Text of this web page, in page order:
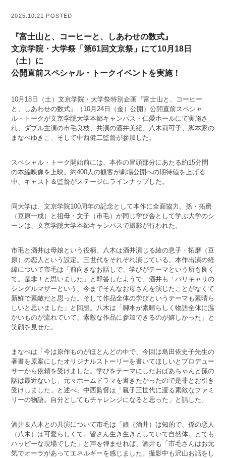
2025.10.21 POSTED
『富士山と、コーヒーと、しあわせの数式』
文京学院・大学祭「第61回文京祭」にて10月18日
（土）に
公開直前スペシャル・トークイベントを実施！
10月18日（土）文京学院・大学祭特別企画『富士山と、コーヒー
と、しあわせの数式』（10月24日（金）公開）公開直前スペシャ
ル・トークが文京学院大学本郷キャンパス・仁愛ホールにて実施さ
れ、ダブル主演の市毛良枝、共演の酒井美紀、八木莉可子、脚本家の
まなべゆきこ、そして中西健二監督が参加した。
スペシャル・トーク開始前には、本作の冒頭部分にあたる約15分間
の本編映像を上映。約400人の観客が劇場公開への期待値を上げる
中、キャスト＆監督がステージにラインナップした。
同大学は、文京学院100周年の記念として本作に全面協力。孫・拓磨
（豆原一成）と祖母・文子（市毛）が同じ学び舎として学ぶ大学のシ
ーンは、文京学院大学本郷キャンパスで撮影が行われた。
市毛と酒井は母娘という役柄、八木は酒井演じる綾の息子・拓磨（豆
原）の恋人という設定。三世代をそれぞれ演じている。本作出演の経
緯について市毛は「前向きなお話しで、学びがテーマという所も良く
て。是非！と思いました」と即答したようで、酒井も「バリキャリの
シングルマザーという、今までそんなお母さんを演じたことがなくて
新鮮で素敵だと思った。そして作品全体の学びというテーマも素晴ら
しいと思いました」と回想。八木は「脚本が素晴らしく物語全体に温
かいものが流れていて、素敵な作品に参加できるのが嬉しかった」と
笑顔を見せた。
まなべは「今は原作ものがほとんどの中で、今回は島田依史子先生の
著書を原案にしたオリジナルストーリーを書いてほしいとプロデュー
サーから依頼を受けました。学びをテーマにしたおばあちゃんと孫の
話は最近ないし、元々ホームドラマを書きたかったので是非とお引き
受けしました」と述べ、中西監督は「親子三世代に渡る素敵なファミ
リーの物語。自分としてもチャレンジになると思った」と話した。
酒井＆八木との共演について市毛は「娘（酒井）は知的で、孫の恋人
（八木）は可愛らしくて。皆さん生き生きとしていて自然体。とても
ハッピーな現場でした」と声を弾ませれば、酒井も「市毛さんはお元
気でオーラがあってエネルギーを感じました。撮影中も沢山お話をし